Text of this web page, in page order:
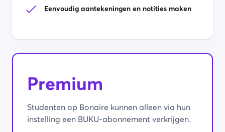
Eenvoudig aantekeningen en notities maken
Premium
Studenten op Bonaire kunnen alleen via hun
instelling een BUKU-abonnement verkrijgen.